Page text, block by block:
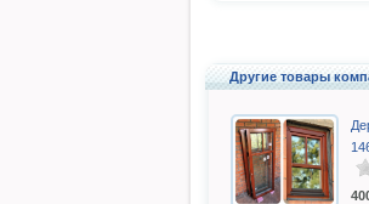
Другие товары